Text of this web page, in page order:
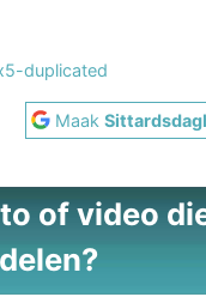
duplicated
Maak
of video